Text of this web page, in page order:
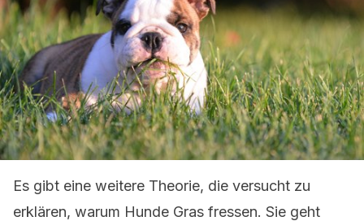
Es gibt eine weitere Theorie, die versucht zu
erklären, warum Hunde Gras fressen. Sie geht